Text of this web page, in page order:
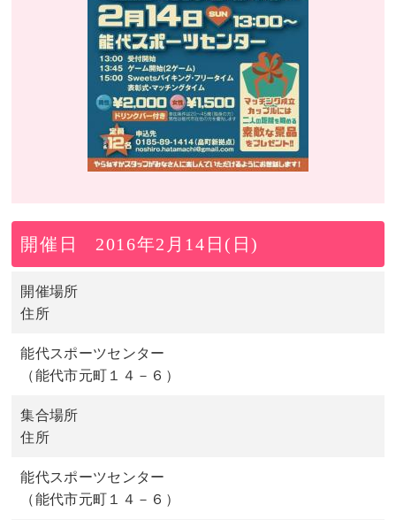
開催日 2016年2月14日(日)
開催場所
住所
能代スポーツセンター
（能代市元町１４－６）
集合場所
住所
能代スポーツセンター
（能代市元町１４－６）